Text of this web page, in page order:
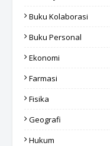
Buku Kolaborasi
Buku Personal
Ekonomi
Farmasi
Fisika
Geografi
Hukum